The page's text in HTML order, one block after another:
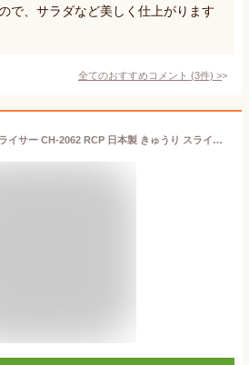
で、サラダなど美しく仕上がります
全てのおすすめコメント (3件) >
きゅうりウェーブスライサー CH-2062 RCP 日本製 きゅうり スライサー 切る カット スライス 細切り ウェーブ ワッフル サラダ バンバンジー 便利グッズ ネコポス対応 曙産業